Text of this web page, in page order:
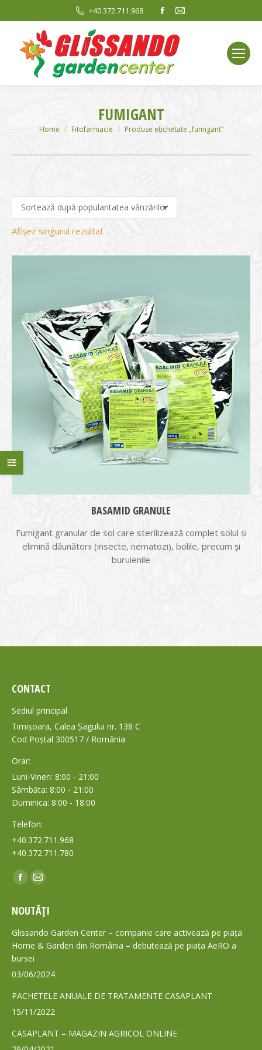
+40.372.711.968
Facebook
opens
in
new
window
Mail
window
FUMIGANT
You are here:
Home Fitofarmacie Produse etichetate „fumigant”
Afișez singurul rezultat
BASAMID GRANULE
Fumigant granular de sol care sterilizează complet solul și
elimină dăunătorii (insecte, nematozi), bolile, precum și
buruienile
CONTACT
Sediul principal
Timișoara, Calea Șagului nr. 138 C
Cod Poștal 300517 / România
Orar:
Luni-Vineri: 8:00 - 21:00
Sâmbăta: 8:00 - 21:00
Duminica: 8:00 - 18:00
Telefon:
+40.372.711.968
+40.372.711.780
Find us on:
Facebook
opens
in
new
window
Mail
opens
in
new
NOUTĂȚI
Glissando Garden Center – companie care activează pe piața
Home & Garden din România – debutează pe piața AeRO a
bursei
03/06/2024
PACHETELE ANUALE DE TRATAMENTE CASAPLANT
15/11/2022
CASAPLANT – MAGAZIN AGRICOL ONLINE